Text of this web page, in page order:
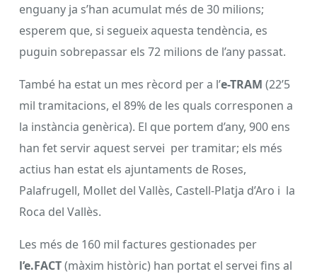
enguany ja s’han acumulat més de 30 milions;
esperem que, si segueix aquesta tendència, es
puguin sobrepassar els 72 milions de l’any passat.
També ha estat un mes rècord per a l’e-TRAM (22’5
mil tramitacions, el 89% de les quals corresponen a
la instància genèrica). El que portem d’any, 900 ens
han fet servir aquest servei per tramitar; els més
actius han estat els ajuntaments de Roses,
Palafrugell, Mollet del Vallès, Castell-Platja d’Aro i la
Roca del Vallès.
Les més de 160 mil factures gestionades per
l’e.FACT(màxim històric) han portat el servei fins al